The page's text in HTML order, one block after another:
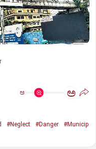
ಅ ಅ
#Neglect #Danger
#Municip